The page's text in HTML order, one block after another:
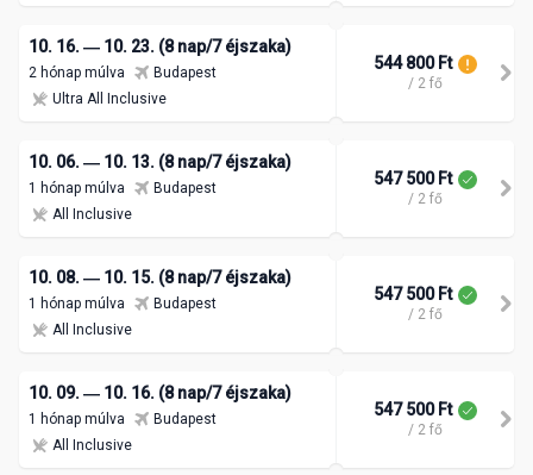
10. 16. ― 10. 23. (8 nap/7 éjszaka)
2 hónap múlva
Budapest
Ultra All Inclusive
544 800 Ft
/ 2 fő
10. 06. ― 10. 13. (8 nap/7 éjszaka)
1 hónap múlva
Budapest
All Inclusive
547 500 Ft
/ 2 fő
10. 08. ― 10. 15. (8 nap/7 éjszaka)
1 hónap múlva
Budapest
All Inclusive
547 500 Ft
/ 2 fő
10. 09. ― 10. 16. (8 nap/7 éjszaka)
1 hónap múlva
Budapest
All Inclusive
547 500 Ft
/ 2 fő